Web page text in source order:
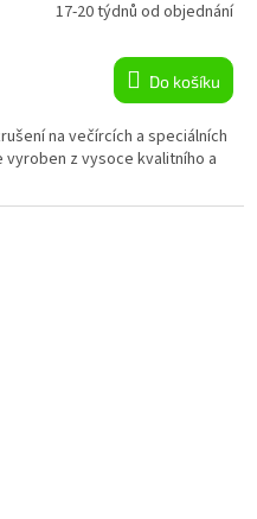
M
A
17-20 týdnů od objednání
Do košíku
na večírcích a speciálních
z vysoce kvalitního a